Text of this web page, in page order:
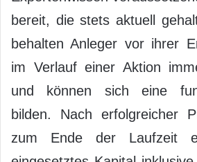
bereit, die stets aktuell
behalten Anleger vor ihrer
im Verlauf einer Aktion
und können sich eine
bilden. Nach erfolgreicher
zum Ende der Laufzeit